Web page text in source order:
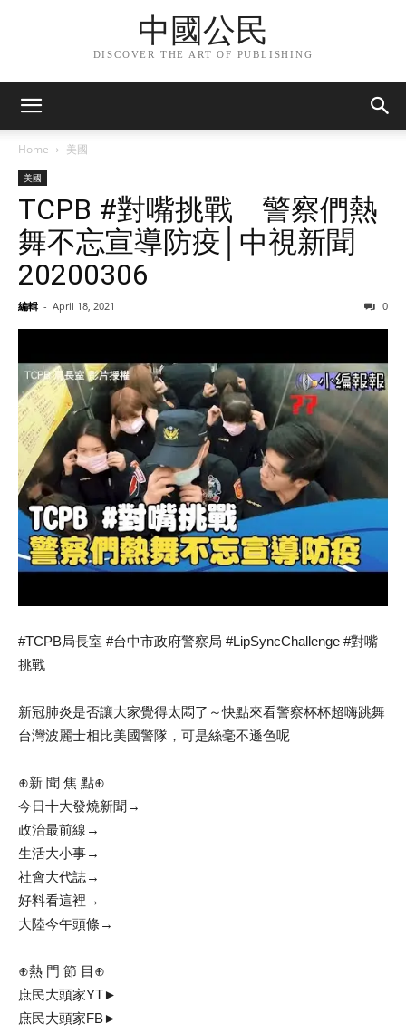
中國公民
DISCOVER THE ART OF PUBLISHING
Home 美國
美國
TCPB #對嘴挑戰 警察們熱
舞不忘宣導防疫│中視新聞
20200306
編輯 - April 18, 2021 0
#TCPB局長室 #台中市政府警察局 #LipSyncChallenge #對嘴
挑戰
新冠肺炎是否讓大家覺得太悶了～快點來看警察杯杯超嗨跳舞
台灣波麗士相比美國警隊，可是絲毫不遜色呢
⊕新 聞 焦 點⊕
今日十大發燒新聞→
政治最前線→
生活大小事→
社會大代誌→
好料看這裡→
大陸今午頭條→
⊕熱 門 節 目⊕
庶民大頭家YT►
庶民大頭家FB►